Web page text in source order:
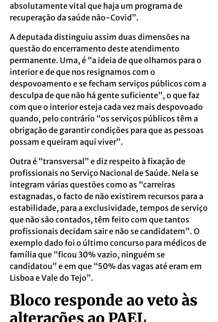
absolutamente vital que haja um programa de
recuperação da saúde não-Covid”.
A deputada distinguiu assim duas dimensões na
questão do encerramento deste atendimento
permanente. Uma, é “a ideia de que olhamos para o
interior e de que nos resignamos com o
despovoamento e se fecham serviços públicos com a
desculpa de que não há gente suficiente”, o que faz
com que o interior esteja cada vez mais despovoado
quando, pelo contrário “os serviços públicos têm a
obrigação de garantir condições para que as pessoas
possam e queiram aqui viver”.
Outra é “transversal” e diz respeito à fixação de
profissionais no Serviço Nacional de Saúde. Nela se
integram várias questões como as “carreiras
estagnadas, o facto de não existirem recursos para a
estabilidade, para a exclusividade, tempos de serviço
que não são contados, têm feito com que tantos
profissionais decidam sair e não se candidatem”. O
exemplo dado foi o último concurso para médicos de
família que “ficou 30% vazio, ninguém se
candidatou” e em que “50% das vagas até eram em
Lisboa e Vale do Tejo”.
Bloco responde ao veto às
alterações ao PAEL